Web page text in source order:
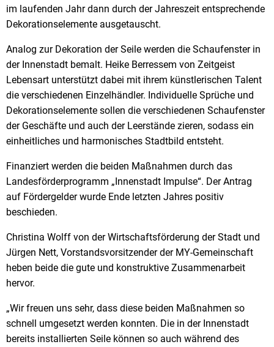
im laufenden Jahr dann durch der Jahreszeit entsprechende
Dekorationselemente ausgetauscht.
Analog zur Dekoration der Seile werden die Schaufenster in
der Innenstadt bemalt. Heike Berressem von Zeitgeist
Lebensart unterstützt dabei mit ihrem künstlerischen Talent
die verschiedenen Einzelhändler. Individuelle Sprüche und
Dekorationselemente sollen die verschiedenen Schaufenster
der Geschäfte und auch der Leerstände zieren, sodass ein
einheitliches und harmonisches Stadtbild entsteht.
Finanziert werden die beiden Maßnahmen durch das
Landesförderprogramm „Innenstadt Impulse“. Der Antrag
auf Fördergelder wurde Ende letzten Jahres positiv
beschieden.
Christina Wolff von der Wirtschaftsförderung der Stadt und
Jürgen Nett, Vorstandsvorsitzender der MY-Gemeinschaft
heben beide die gute und konstruktive Zusammenarbeit
hervor.
„Wir freuen uns sehr, dass diese beiden Maßnahmen so
schnell umgesetzt werden konnten. Die in der Innenstadt
bereits installierten Seile können so auch während des